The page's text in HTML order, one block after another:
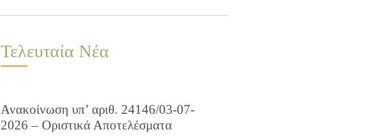
Τελευταία Νέα
Ανακοίνωση υπ’ αριθ. 24146/03-07-
2026 – Οριστικά Αποτελέσματα